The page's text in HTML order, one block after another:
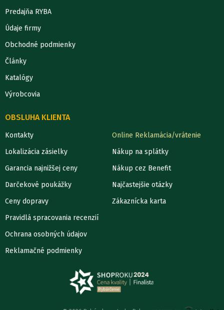
Predajňa RYBA
Údaje firmy
Obchodné podmienky
Články
Katalógy
Výrobcovia
OBSLUHA KLIENTA
Kontakty
Lokalizácia zásielky
Garancia najnižšej ceny
Darčekové poukážky
Ceny dopravy
Pravidlá spracovania recenzií
Ochrana osobných údajov
Reklamačné podmienky
Online Reklamácia/vrátenie
Nákup na splátky
Nákup cez Benefit
Najčastejšie otázky
Zákaznícka karta